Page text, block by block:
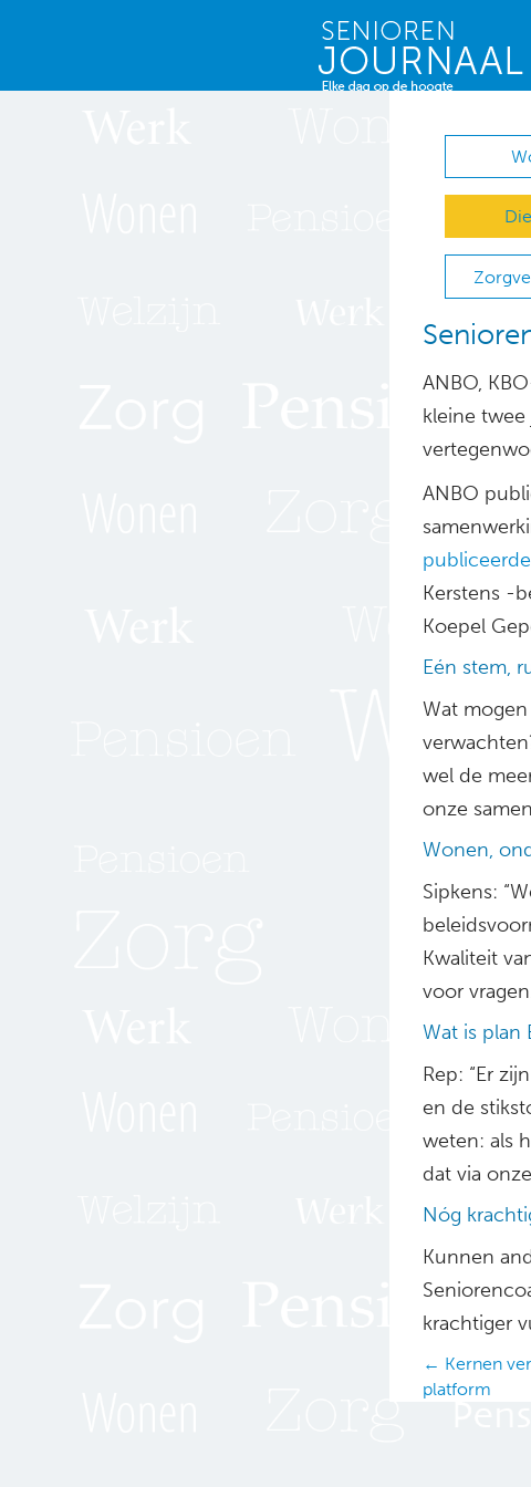
ANBO,
kleine twee
ANBO
publiceerde
Kerstens -
Koepel
Eén stem,
Wat
wel de
onze
Wonen,
Sipkens:
Kwaliteit
voor
Wat is plan
Rep: “Er
en de
weten: als
dat via
Nóg
Kunnen
krachtiger
Posts
navigation
← Kernen
platform